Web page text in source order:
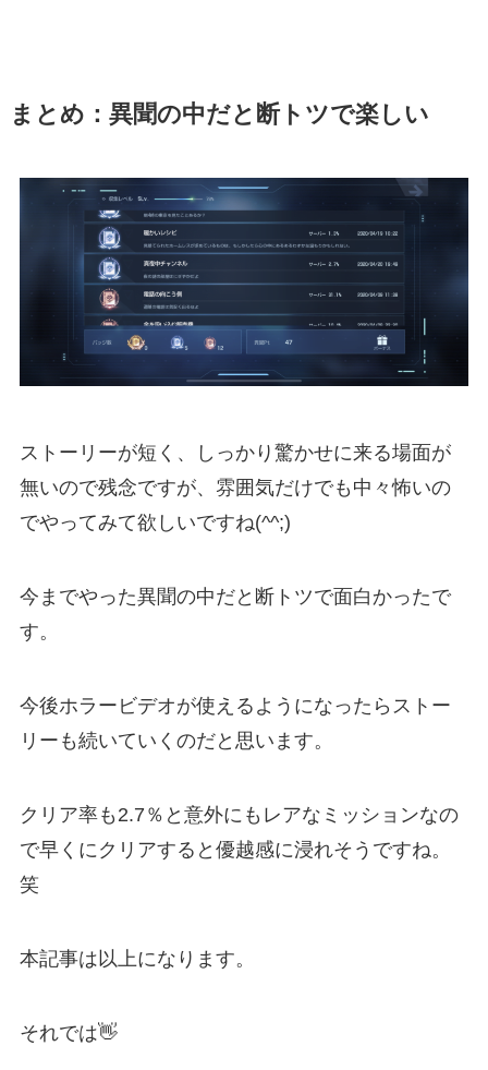
まとめ：異聞の中だと断トツで楽しい
ストーリーが短く、しっかり驚かせに来る場面が
無いので残念ですが、雰囲気だけでも中々怖いの
でやってみて欲しいですね(^^;)
今までやった異聞の中だと断トツで面白かったで
す。
今後ホラービデオが使えるようになったらストー
リーも続いていくのだと思います。
クリア率も2.7％と意外にもレアなミッションなの
で早くにクリアすると優越感に浸れそうですね。
笑
本記事は以上になります。
それでは👋